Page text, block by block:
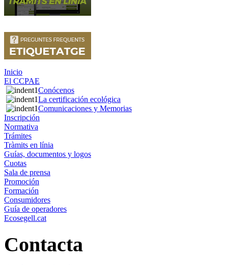
Inicio
El CCPAE
Conócenos
La certificación ecológica
Comunicaciones y Memorias
Inscripción
Normativa
Trámites
Tràmits en línia
Guías, documentos y logos
Cuotas
Sala de prensa
Promoción
Formación
Consumidores
Guía de operadores
Ecosegell.cat
Contacta